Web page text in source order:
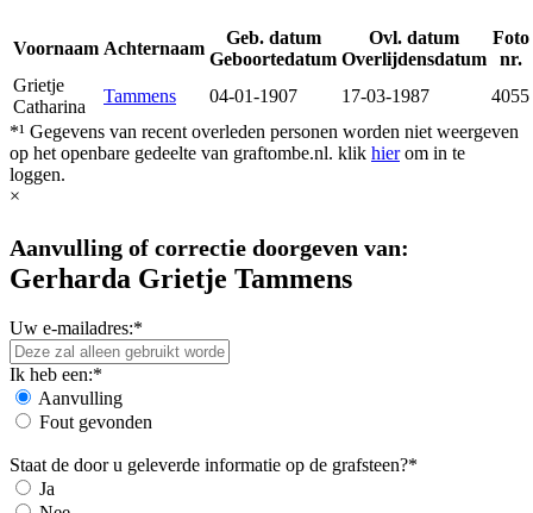
Voornaam Achternaam
Geb. datum
Geboortedatum
Ovl. datum
Overlijdensdatum
Foto
nr.
Grietje
Catharina
Tammens 04-01-1907 17-03-1987
4055
*¹ Gegevens van recent overleden personen worden niet weergeven
op het openbare gedeelte van graftombe.nl. klik hierom in te
loggen.
×
Aanvulling of correctie doorgeven van:
Gerharda Grietje Tammens
Uw e-mailadres:*
Ik heb een:*
Aanvulling
Fout gevonden
Staat de door u geleverde informatie op de grafsteen?*
Ja